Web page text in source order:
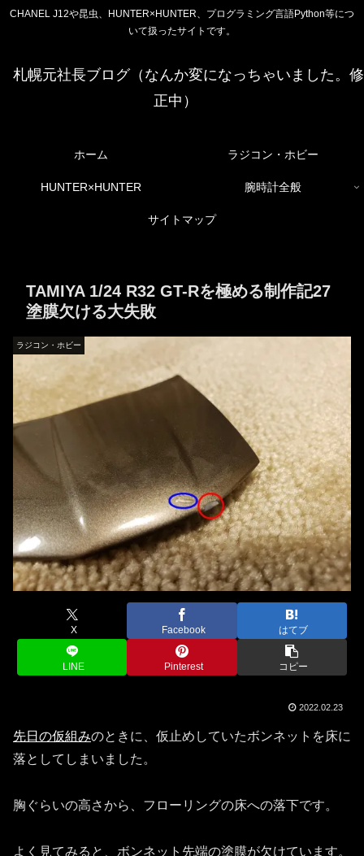
CHANEL J12や昆虫、HUNTER×HUNTER、プログラミング言語Python等につ
いて扱ったサイトです。
札幌元社長ブログ（なんか変になっちゃいました。修
正中）
ホーム ラジコン・ホビー
HUNTER×HUNTER 腕時計全般
サイトマップ
TAMIYA 1/24 R32 GT-Rを極める制作記27
塗膜欠ける大失敗
ラジコン・ホビー
X Facebook はてブ
LINE Pinterest コピー
2022.02.23
先日の仮組みのときに、仮止めしていたボンネットを床に
落としてしまいました。
胸ぐらいの高さから、フローリングの床への落下です。
よく見てみると、ボンネット先端の塗膜が欠けています。